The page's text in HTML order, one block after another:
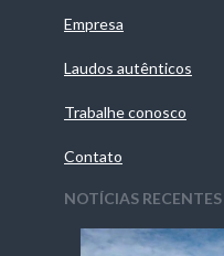
Empresa
Laudos autênticos
Trabalhe conosco
Contato
NOTÍCIAS RECENTES